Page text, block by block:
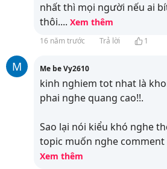
nhất thì mọi người nếu ai
thôi.... Xem thêm
16 năm trước Trả lời 1
M Me be Vy2610
kinh nghiem tot nhat là
phai nghe quang cao!!.
Sao lại nói kiểu khó nghe
topic muốn nghe comment
Xem thêm